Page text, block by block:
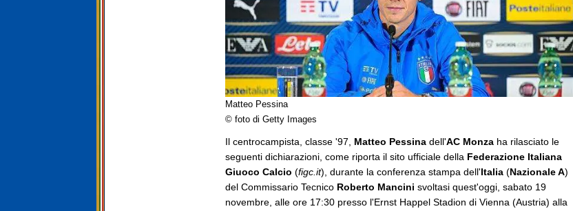
Matteo Pessina
© foto di Getty Images
Il centrocampista, classe '97, Matteo Pessina dell'AC Monza ha rilasciato le
seguenti dichiarazioni, come riporta il sito ufficiale della Federazione Italiana
Giuoco Calcio (figc.it), durante la conferenza stampa dell'Italia (Nazionale A)
del Commissario Tecnico Roberto Mancini svoltasi quest'oggi, sabato 19
novembre, alle ore 17:30 presso l'Ernst Happel Stadion di Vienna (Austria) alla